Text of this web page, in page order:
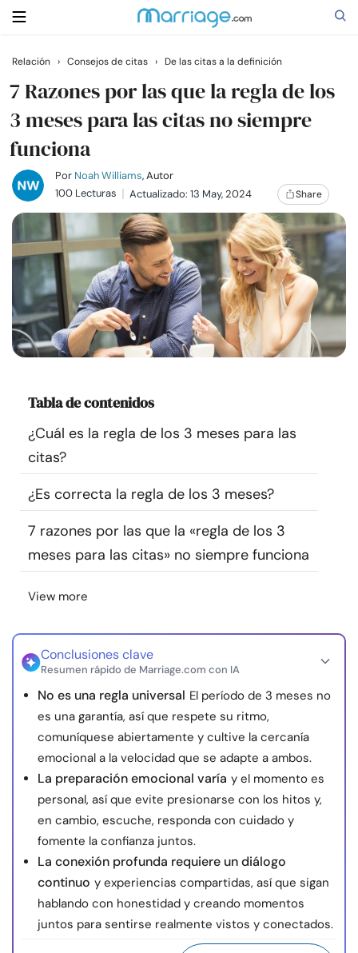
Buscar
Casarse
Relaciones
Familia
Ayuda
Cursos
Comunidad
Encuentra un terapeuta
Idioma ES
nosotros
Relación › Consejos de citas › De las citas a la definición
7 Razones por las que la regla de los
3 meses para las citas no siempre
funciona
Por Noah Williams, Autor
100 Lecturas
Actualizado: 13 May, 2024 Share
Tabla de contenidos
¿Cuál es la regla de los 3 meses para las
citas?
¿Es correcta la regla de los 3 meses?
7 razones por las que la «regla de los 3
meses para las citas» no siempre funciona
View more
Conclusiones clave
Resumen rápido de Marriage.com con IA
No es una regla universal El período de 3 meses no
es una garantía, así que respete su ritmo,
comuníquese abiertamente y cultive la cercanía
emocional a la velocidad que se adapte a ambos.
La preparación emocional varía y el momento es
personal, así que evite presionarse con los hitos y,
en cambio, escuche, responda con cuidado y
fomente la confianza juntos.
La conexión profunda requiere un diálogo
continuo y experiencias compartidas, así que sigan
hablando con honestidad y creando momentos
juntos para sentirse realmente vistos y conectados.